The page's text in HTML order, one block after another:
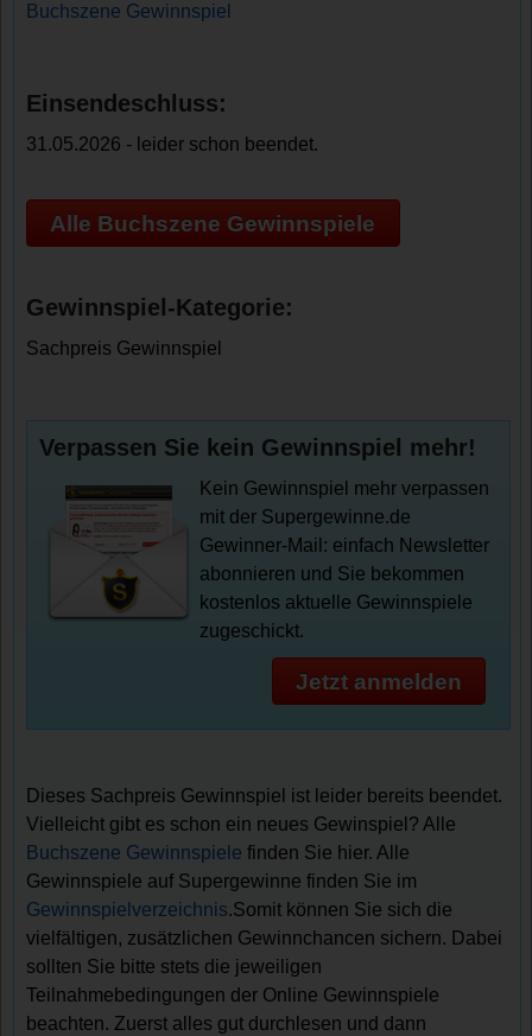
Buchszene Gewinnspiel
Einsendeschluss:
31.05.2026 - leider schon beendet.
Alle Buchszene Gewinnspiele
Gewinnspiel-Kategorie:
Sachpreis Gewinnspiel
Verpassen Sie kein Gewinnspiel mehr!
Kein Gewinnspiel mehr verpassen
mit der Supergewinne.de
Gewinner-Mail: einfach Newsletter
abonnieren und Sie bekommen
kostenlos aktuelle Gewinnspiele
zugeschickt.
Jetzt anmelden
Dieses Sachpreis Gewinnspiel ist leider bereits beendet.
Vielleicht gibt es schon ein neues Gewinspiel? Alle
Buchszene Gewinnspiele finden Sie hier. Alle
Gewinnspiele auf Supergewinne finden Sie im
Gewinnspielverzeichnis.Somit können Sie sich die
vielfältigen, zusätzlichen Gewinnchancen sichern. Dabei
sollten Sie bitte stets die jeweiligen
Teilnahmebedingungen der Online Gewinnspiele
beachten. Zuerst alles gut durchlesen und dann